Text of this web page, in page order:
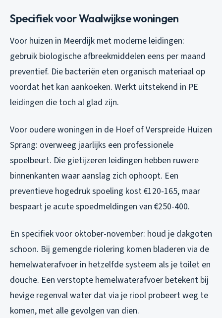
Specifiek voor Waalwijkse woningen
Voor huizen in Meerdijk met moderne leidingen:
gebruik biologische afbreekmiddelen eens per maand
preventief. Die bacteriën eten organisch materiaal op
voordat het kan aankoeken. Werkt uitstekend in PE
leidingen die toch al glad zijn.
Voor oudere woningen in de Hoef of Verspreide Huizen
Sprang: overweeg jaarlijks een professionele
spoelbeurt. Die gietijzeren leidingen hebben ruwere
binnenkanten waar aanslag zich ophoopt. Een
preventieve hogedruk spoeling kost €120-165, maar
bespaart je acute spoedmeldingen van €250-400.
En specifiek voor oktober-november: houd je dakgoten
schoon. Bij gemengde riolering komen bladeren via de
hemelwaterafvoer in hetzelfde systeem als je toilet en
douche. Een verstopte hemelwaterafvoer betekent bij
hevige regenval water dat via je riool probeert weg te
komen, met alle gevolgen van dien.